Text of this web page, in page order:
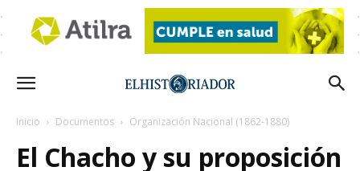
Inicio Documentos Organización Nacional (1862-1880)
El Chacho y su proposición